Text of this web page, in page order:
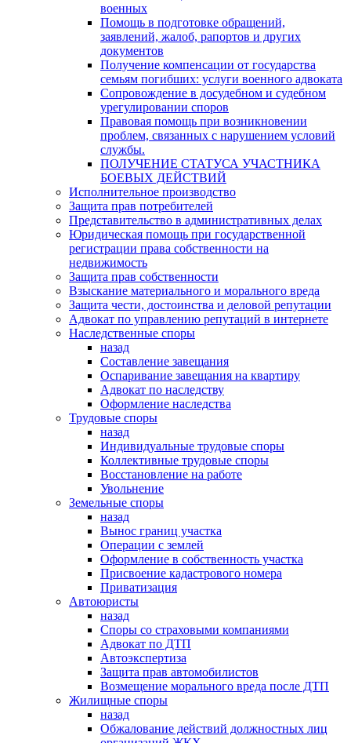
военных
Помощь в подготовке обращений,
заявлений, жалоб, рапортов и других
документов
Получение компенсации от государства
семьям погибших: услуги военного адвоката
Сопровождение в досудебном и судебном
урегулировании споров
Правовая помощь при возникновении
проблем, связанных с нарушением условий
службы.
ПОЛУЧЕНИЕ СТАТУСА УЧАСТНИКА
БОЕВЫХ ДЕЙСТВИЙ
Исполнительное производство
Защита прав потребителей
Представительство в административных делах
Юридическая помощь при государственной
регистрации права собственности на
недвижимость
Защита прав собственности
Взыскание материального и морального вреда
Защита чести, достоинства и деловой репутации
Адвокат по управлению репутаций в интернете
Наследственные споры
назад
Составление завещания
Оспаривание завещания на квартиру
Адвокат по наследству
Оформление наследства
Трудовые споры
назад
Индивидуальные трудовые споры
Коллективные трудовые споры
Восстановление на работе
Увольнение
Земельные споры
назад
Вынос границ участка
Операции с землей
Оформление в собственность участка
Присвоение кадастрового номера
Приватизация
Автоюристы
назад
Споры со страховыми компаниями
Адвокат по ДТП
Автоэкспертиза
Защита прав автомобилистов
Возмещение морального вреда после ДТП
Жилищные споры
назад
Обжалование действий должностных лиц